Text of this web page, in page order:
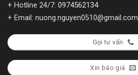
+ Hotline 24/7: 0974562134
+ Email: nuong.nguyen0510@gmail.com
Gọi tư vấn
Xin báo giá